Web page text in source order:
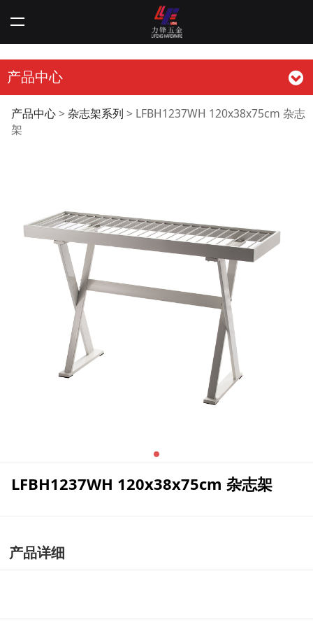
产品中心
LFBH1237WH
产品中心> 杂志架系列 > LFBH1237WH 120x38x75cm 杂志
架
LFBH1237WH 120x38x75cm 杂志架
产品详细